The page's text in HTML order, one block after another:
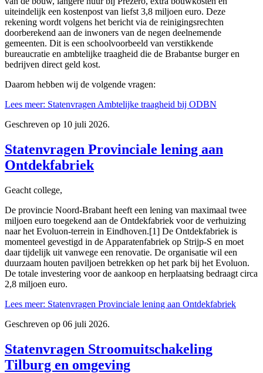
uiteindelijk een kostenpost van liefst 3,8 miljoen euro. Deze
rekening wordt volgens het bericht via de reinigingsrechten
doorberekend aan de inwoners van de negen deelnemende
gemeenten. Dit is een schoolvoorbeeld van verstikkende
bureaucratie en ambtelijke traagheid die de Brabantse burger en
bedrijven direct geld kost.
Daarom hebben wij de volgende vragen:
Lees meer: Statenvragen Ambtelijke traagheid bij ODBN
Geschreven op 10 juli 2026.
Statenvragen Provinciale lening aan
Ontdekfabriek
Geacht college,
De provincie Noord-Brabant heeft een lening van maximaal twee
miljoen euro toegekend aan de Ontdekfabriek voor de verhuizing
naar het Evoluon-terrein in Eindhoven.[1] De Ontdekfabriek is
momenteel gevestigd in de Apparatenfabriek op Strijp-S en moet
daar tijdelijk uit vanwege een renovatie. De organisatie wil een
duurzaam houten paviljoen betrekken op het park bij het Evoluon.
De totale investering voor de aankoop en herplaatsing bedraagt circa
2,8 miljoen euro.
Lees meer: Statenvragen Provinciale lening aan Ontdekfabriek
Geschreven op 06 juli 2026.
Statenvragen Stroomuitschakeling
Tilburg en omgeving